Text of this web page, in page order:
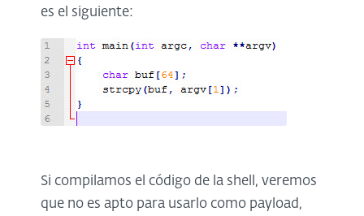
es el siguiente:
Si compilamos el código de la shell, veremos
que no es apto para usarlo como payload,